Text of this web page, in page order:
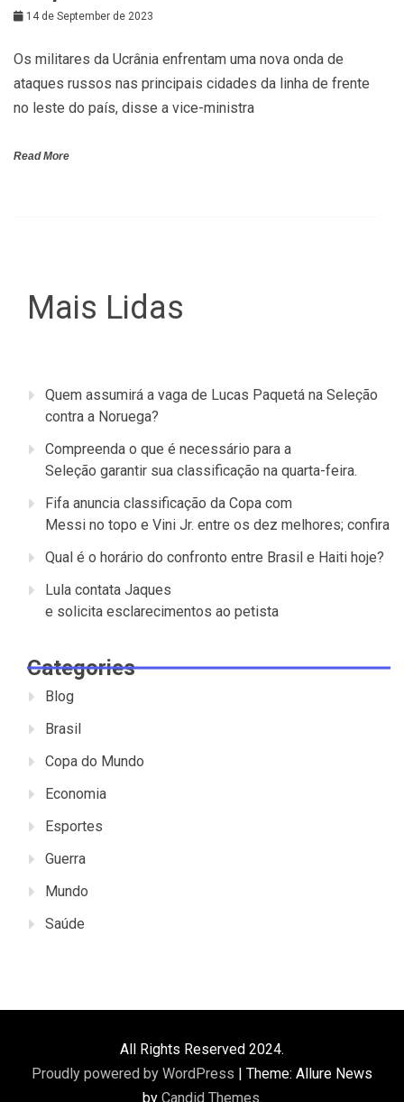
14 de September de 2023
Os militares da Ucrânia enfrentam uma nova onda de
ataques russos nas principais cidades da linha de frente
no leste do país, disse a vice-ministra
Read More
Mais Lidas
Quem assumirá a vaga de Lucas Paquetá na Seleção
contra a Noruega?
Compreenda o que é necessário para a
Seleção garantir sua classificação na quarta-feira.
Fifa anuncia classificação da Copa com
Messi no topo e Vini Jr. entre os dez melhores; confira
Qual é o horário do confronto entre Brasil e Haiti hoje?
Lula contata Jaques
e solicita esclarecimentos ao petista
Categories
Blog
Brasil
Copa do Mundo
Economia
Esportes
Guerra
Mundo
Saúde
All Rights Reserved 2024.
Proudly powered by WordPress | Theme: Allure News
by Candid Themes.